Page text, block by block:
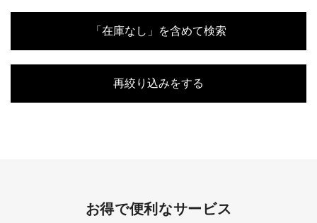
「在庫なし」を含めて検索
再絞り込みをする
お得で便利なサービス